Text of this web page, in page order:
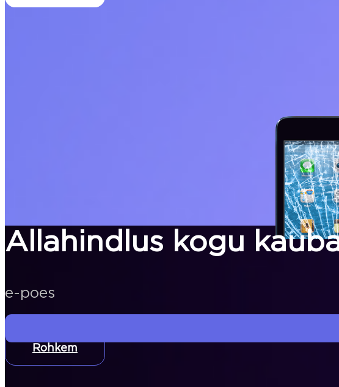
Allahindlus kogu
e-poes
Rohkem